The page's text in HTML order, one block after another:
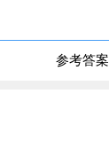
参考答案